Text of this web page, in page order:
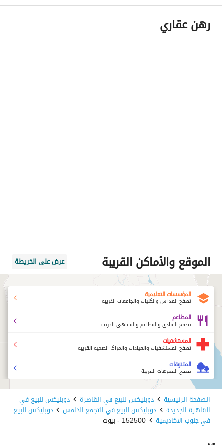
Chances Real Estate شريكك لتحقيق افضل اختياراتك العقارية
رهن عقاري
الموقع والأماكن القريبة عرض على الخريطة
المؤسسات التعليمية
تصفح المدارس والكليات والجامعات القريبة
المطاعم
تصفح الفنادق والمطاعم والمقاهي القريب
المستشفيات
تصفح المستشفيات والعيادات والمراكز الصحية القريبة
المتنزهات
تصفح المتنزهات القريبة
الصفحة الرئيسية دوبليكس للبيع في القاهرة دوبليكس للبيع في
القاهرة الجديدة دوبليكس للبيع في التجمع الخامس دوبليكس للبيع
في جنوب الاكاديمية 152500 - بيوت